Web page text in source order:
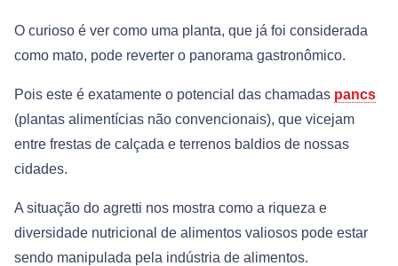
O curioso é ver como uma planta, que já foi considerada
como mato, pode reverter o panorama gastronômico.
Pois este é exatamente o potencial das chamadas pancs
(plantas alimentícias não convencionais), que vicejam
entre frestas de calçada e terrenos baldios de nossas
cidades.
A situação do agretti nos mostra como a riqueza e
diversidade nutricional de alimentos valiosos pode estar
sendo manipulada pela indústria de alimentos.